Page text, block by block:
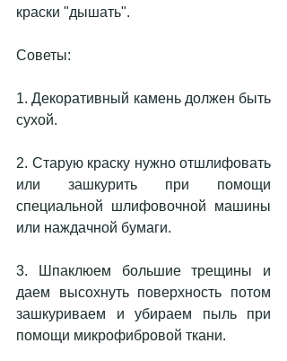
краски "дышать".
Советы:
1. Декоративный камень должен быть
сухой.
2. Старую краску нужно отшлифовать
или зашкурить при помощи
специальной шлифовочной машины
или наждачной бумаги.
3. Шпаклюем большие трещины и
даем высохнуть поверхность потом
зашкуриваем и убираем пыль при
помощи микрофибровой ткани.